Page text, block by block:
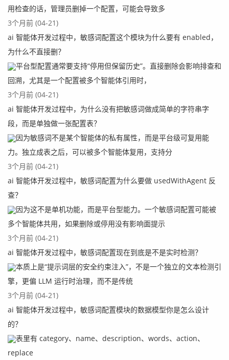
		@Override
		public String handleResponse(fina
l HttpResponse response) throws ClientProtocolExc
eption, IOException {
			int status = response.get
StatusLine().getStatusCode();
			if (status >= 200 && stat
us < 300) {
y = response.getEntity();
				return entity !
= null ? EntityUtils.toString(entity, "UTF-
8") : null;
			} else {
				throw new ClientP
rotocolException("Unexpected response statu
s: " + status);
		}
	};
最后我们完整的HttpClientUtis的代码如下：
package com.example.demo.httpclient;
import java.io.IOException;
用检查的话，管理员删掉一个配置，可能会导致多
3个月前 (04-21)
ai 智能体开发过程中，敏感词配置这个模块为什么要有 enabled，
为什么不直接删？
平台型配置通常要支持“停用但保留历史”。直接删除会影响排查和
回溯，尤其是一个配置被多个智能体引用时，
3个月前 (04-21)
ai 智能体开发过程中，为什么没有把敏感词做成简单的字符串字
段，而是单独做一张配置表？
因为敏感词不是某个智能体的私有属性，而是平台级可复用能
力。独立成表之后，可以被多个智能体复用，支持分
3个月前 (04-21)
ai 智能体开发过程中，敏感词配置为什么要做 usedWithAgent 反
查？
因为这不是单机功能，而是平台型能力。一个敏感词配置可能被
多个智能体共用，如果删除或停用没有影响面提示
3个月前 (04-21)
ai 智能体开发过程中，敏感词配置现在到底是不是实时检测？
本质上是“提示词层的安全约束注入”，不是一个独立的文本检测引
擎，更偏 LLM 运行时治理，而不是传统
3个月前 (04-21)
ai 智能体开发过程中，敏感词配置模块的数据模型你是怎么设计
的？
表里有 category、name、description、words、action、
replace